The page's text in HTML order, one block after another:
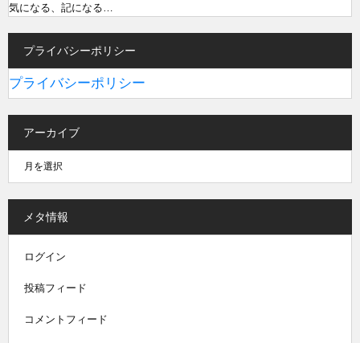
気になる、記になる…
プライバシーポリシー
プライバシーポリシー
アーカイブ
メタ情報
ログイン
投稿フィード
コメントフィード